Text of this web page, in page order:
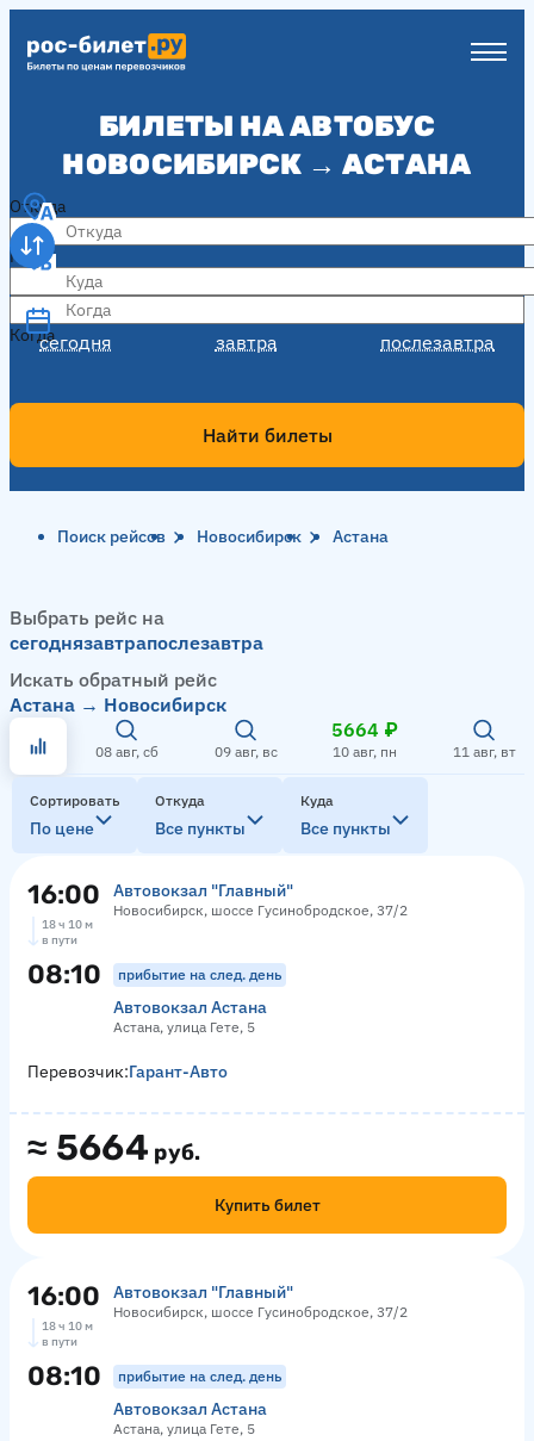
БИЛЕТЫ НА АВТОБУС
НОВОСИБИРСК → АСТАНА
Откуда
Куда
Когда
сегодня завтра послезавтра
Когда
Найти билеты
Поиск рейсов Новосибирск Астана
Выбрать рейс на
сегоднязавтрапослезавтра
Искать обратный рейс
Астана → Новосибирск
08 авг, сб 09 авг, вс
5664 ₽
10 авг, пн 11 авг, вт
Сортировать
По цене
Откуда
Все пункты
Куда
Все пункты
16:00 Автовокзал "Главный"
Новосибирск, шоссе Гусинобродское, 37/2
18 ч 10 м
в пути
08:10 прибытие на след. день
Автовокзал Астана
Астана, улица Гете, 5
≈ 5664 руб.
Купить билет
Перевозчик:Гарант-Авто
16:00 Автовокзал "Главный"
Новосибирск, шоссе Гусинобродское, 37/2
18 ч 10 м
в пути
08:10 прибытие на след. день
Автовокзал Астана
Астана, улица Гете, 5